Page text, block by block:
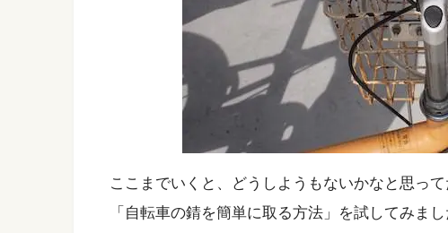
ここまでいくと、どうしようもないかなと思っ
「自転車の錆を簡単に取る方法」を試してみまし